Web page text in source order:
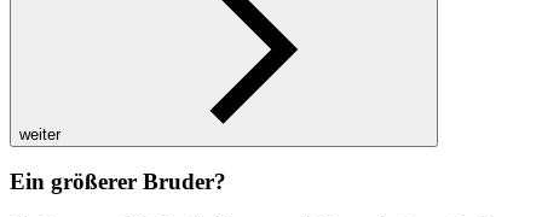
weiter
Ein größerer Bruder?